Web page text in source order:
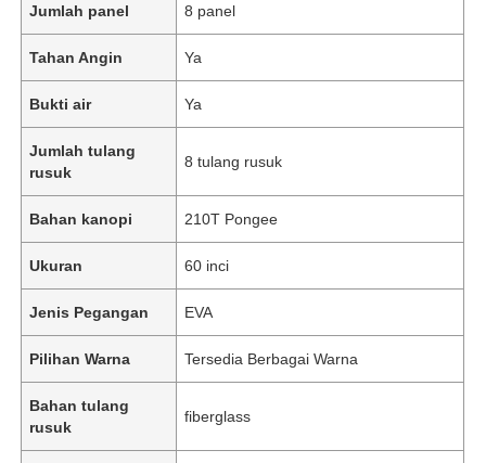
Jumlah panel 8 panel
Tahan Angin Ya
Bukti air Ya
Jumlah tulang
rusuk
8 tulang rusuk
Bahan kanopi 210T Pongee
Ukuran 60 inci
Jenis Pegangan EVA
Pilihan Warna Tersedia Berbagai Warna
Bahan tulang
rusuk
fiberglass